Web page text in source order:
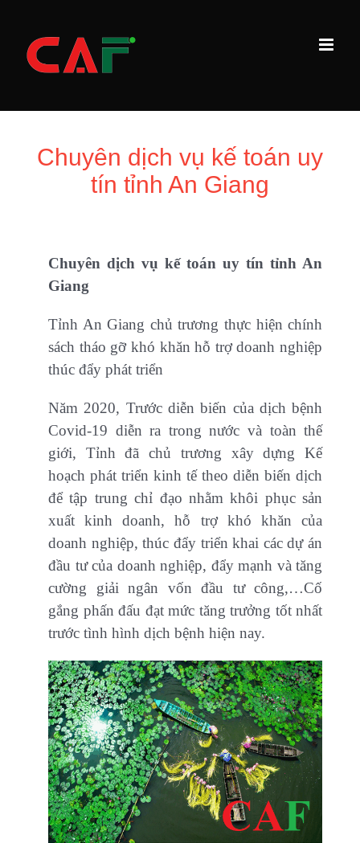
content
Chuyên dịch vụ kế toán uy
tín tỉnh An Giang
Chuyên dịch vụ kế toán uy tín tỉnh An
Giang
Tỉnh An Giang chủ trương thực hiện chính
sách tháo gỡ khó khăn hỗ trợ doanh nghiệp
thúc đẩy phát triển
Năm 2020, Trước diễn biến của dịch bệnh
Covid-19 diễn ra trong nước và toàn thế
giới, Tỉnh đã chủ trương xây dựng Kế
hoạch phát triển kinh tế theo diễn biến dịch
để tập trung chỉ đạo nhằm khôi phục sản
xuất kinh doanh, hỗ trợ khó khăn của
doanh nghiệp, thúc đẩy triển khai các dự án
đầu tư của doanh nghiệp, đẩy mạnh và tăng
cường giải ngân vốn đầu tư công,…Cố
gắng phấn đấu đạt mức tăng trưởng tốt nhất
trước tình hình dịch bệnh hiện nay.